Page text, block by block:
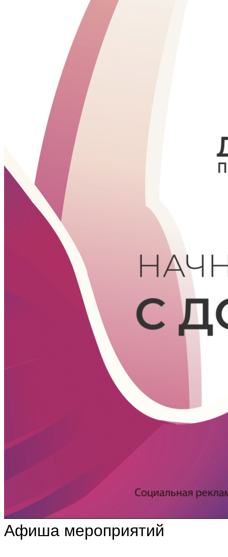
Афиша мероприятий